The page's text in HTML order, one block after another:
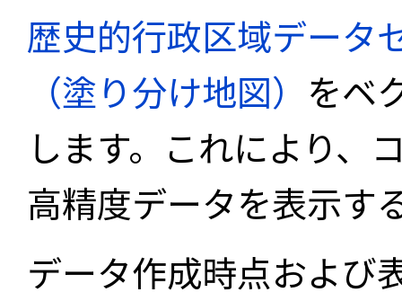
歴史的行政区域データ
（塗り分け地図） をベ
します。これにより、
高精度データを表示す
データ作成時点および